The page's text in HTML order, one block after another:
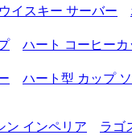
ウイスキー サーバー
ハート コーヒーカ
ハート型 カップ
ン インペリア
ラゴ